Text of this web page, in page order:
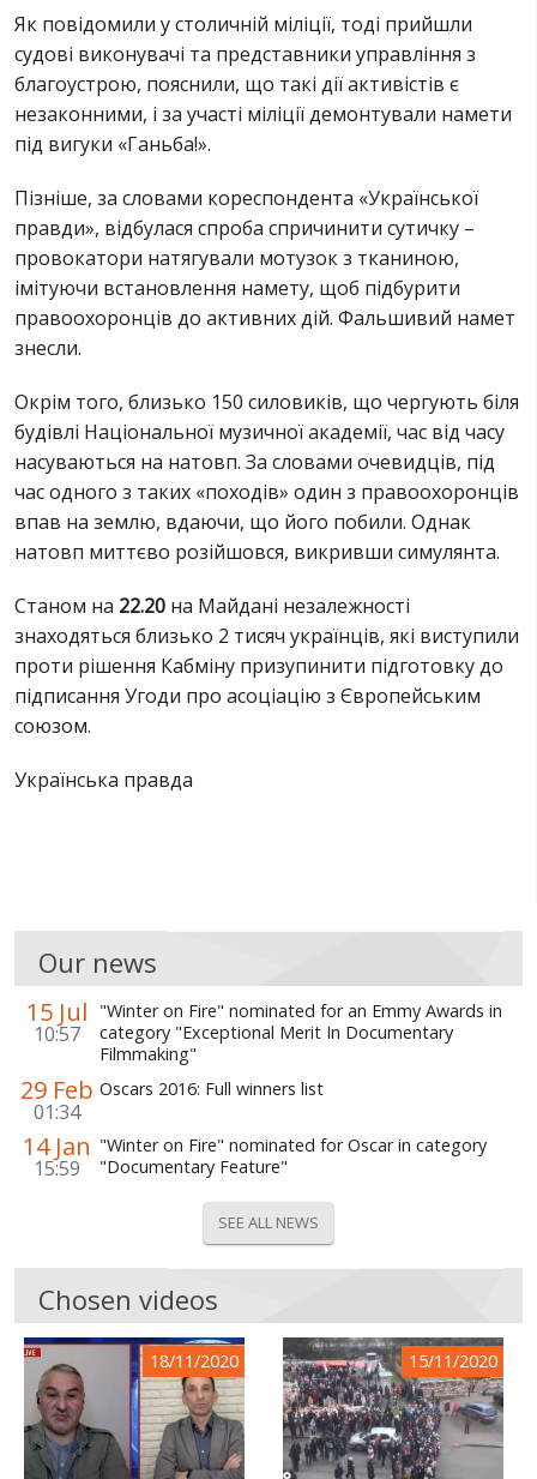
Як повідомили у столичній міліції, тоді прийшли
судові виконувачі та представники управління з
благоустрою, пояснили, що такі дії активістів є
незаконними, і за участі міліції демонтували намети
під вигуки «Ганьба!».
Пізніше, за словами кореспондента «Української
правди», відбулася спроба спричинити сутичку –
провокатори натягували мотузок з тканиною,
імітуючи встановлення намету, щоб підбурити
правоохоронців до активних дій. Фальшивий намет
знесли.
Окрім того, близько 150 силовиків, що чергують біля
будівлі Національної музичної академії, час від часу
насуваються на натовп. За словами очевидців, під
час одного з таких «походів» один з правоохоронців
впав на землю, вдаючи, що його побили. Однак
натовп миттєво розійшовся, викривши симулянта.
Станом на 22.20 на Майдані незалежності
знаходяться близько 2 тисяч українців, які виступили
проти рішення Кабміну призупинити підготовку до
підписання Угоди про асоціацію з Європейським
союзом.
Українська правда
Our news
15 Jul
10:57
"Winter on Fire" nominated for an Emmy Awards in
category "Exceptional Merit In Documentary
Filmmaking"
29 Feb
01:34
Oscars 2016: Full winners list
14 Jan
15:59
"Winter on Fire" nominated for Oscar in category
"Documentary Feature"
SEE ALL NEWS
Chosen videos
18/11/2020 15/11/2020